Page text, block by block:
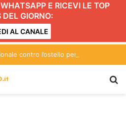
E RICEVI LE TOP
DEL GIORNO:
AL CANALE